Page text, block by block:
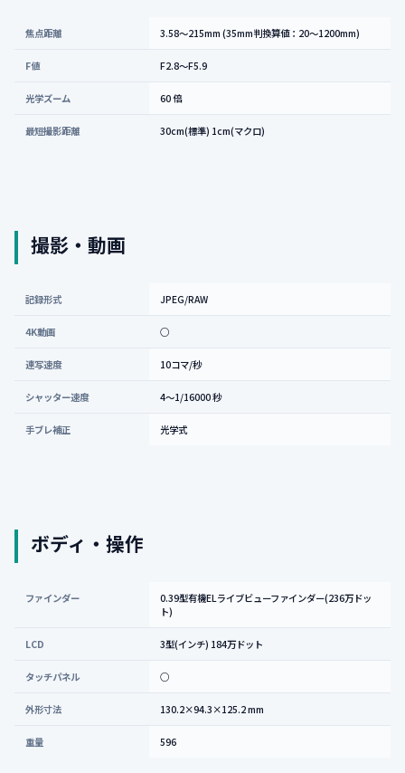
焦点距離 3.58〜215mm (35mm判換算値：20〜1200mm)
F値 F2.8〜F5.9
光学ズーム 60 倍
最短撮影距離 30cm(標準) 1cm(マクロ)
撮影・動画
記録形式 JPEG/RAW
4K動画 ○
連写速度 10コマ/秒
シャッター速度 4〜1/16000 秒
手ブレ補正 光学式
ボディ・操作
ファインダー
0.39型有機ELライブビューファインダー(236万ドッ
ト)
LCD 3型(インチ) 184万ドット
タッチパネル ○
外形寸法 130.2×94.3×125.2 mm
重量 596